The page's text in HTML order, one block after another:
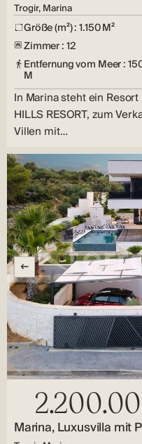
Trogir, Marina
Größe (m²) : 1.150 M²
Zimmer : 12
Entfernung vom Meer :
M
In Marina steht ein
HILLS RESORT, zum
Villen mit…
Marina, Luxusvilla mit